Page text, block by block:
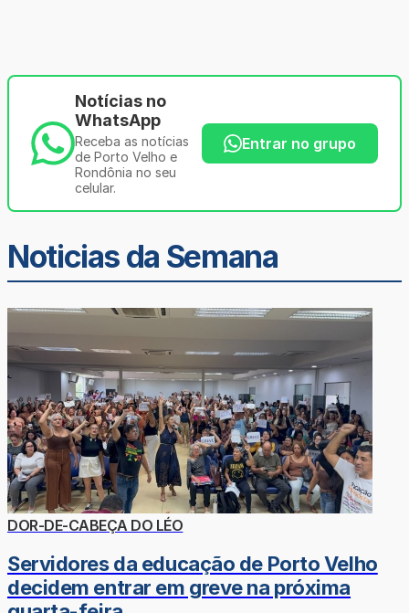
Notícias no
WhatsApp
Receba as notícias
de Porto Velho e
Rondônia no seu
celular.
Entrar no grupo
Noticias da Semana
DOR-DE-CABEÇA DO LÉO
Servidores da educação de Porto Velho
decidem entrar em greve na próxima